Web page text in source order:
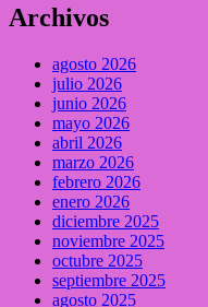
Archivos
agosto 2026
julio 2026
junio 2026
mayo 2026
abril 2026
marzo 2026
febrero 2026
enero 2026
diciembre 2025
noviembre 2025
octubre 2025
septiembre 2025
agosto 2025